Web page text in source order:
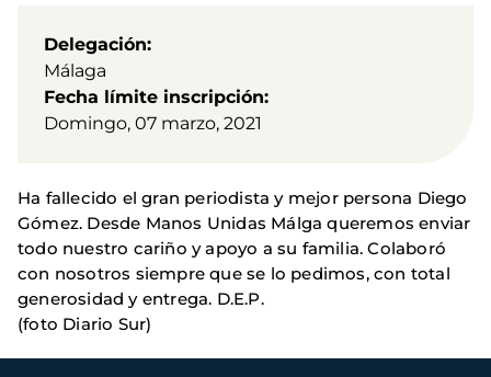
Delegación
Málaga
Fecha límite inscripción
Domingo, 07 marzo, 2021
Ha fallecido el gran periodista y mejor persona Diego
Gómez. Desde Manos Unidas Málga queremos enviar
todo nuestro cariño y apoyo a su familia. Colaboró
con nosotros siempre que se lo pedimos, con total
generosidad y entrega. D.E.P.
(foto Diario Sur)